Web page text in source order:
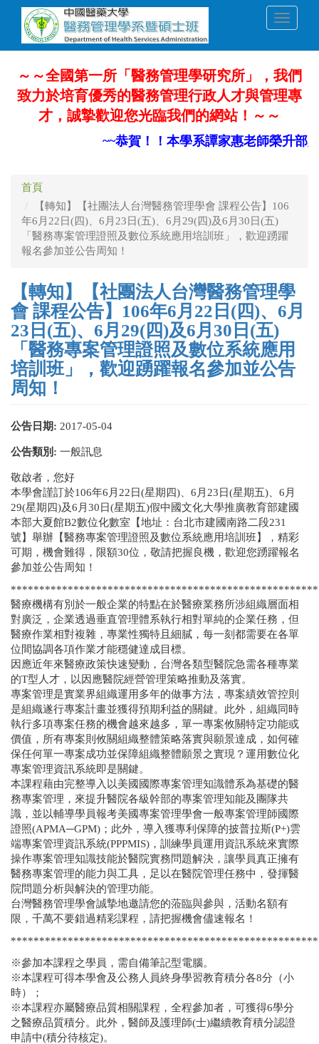
內
Toggle
～～全國第一所「醫務管理學研究所」，我們
致力於培育優秀的醫務管理行政人才與管理專
才，誠摯歡迎您光臨我們的網站！～～
~~恭賀！！本學系譚家惠老師榮升部定副
首頁
【轉知】【社團法人台灣醫務管理學會 課程公告】106
年6月22日(四)、6月23日(五)、6月29(四)及6月30日(五)
「醫務專案管理證照及數位系統應用培訓班」，歡迎踴躍
報名參加並公告周知！
【轉知】【社團法人台灣醫務管理學
會 課程公告】106年6月22日(四)、6月
23日(五)、6月29(四)及6月30日(五)
「醫務專案管理證照及數位系統應用
培訓班」，歡迎踴躍報名參加並公告
周知！
公告日期: 2017-05-04
公告類別: 一般訊息
敬啟者，您好
本學會謹訂於106年6月22日(星期四)、6月23日(星期五)、6月
29(星期四)及6月30日(星期五)假中國文化大學推廣教育部建國
本部大夏館B2數位化數室【地址：台北市建國南路二段231
號】舉辦【醫務專案管理證照及數位系統應用培訓班】，精彩
可期，機會難得，限額30位，敬請把握良機，歡迎您踴躍報名
參加並公告周知！
醫療機構有別於一般企業的特點在於醫療業務所涉組織層面相
對廣泛，企業透過垂直管理體系執行相對單純的企業任務，但
醫療作業相對複雜，專業性獨特且細膩，每一刻都需要在各單
位間協調各項作業才能穩健達成目標。
因應近年來醫療政策快速變動，台灣各類型醫院急需各種專業
的T型人才，以因應醫院經營管理策略推動及落實。
專案管理是實業界組織運用多年的做事方法，專案績效管控則
是組織遂行專案計畫並獲得預期利益的關鍵。此外，組織同時
執行多項專案任務的機會越來越多，單一專案攸關特定功能或
價值，所有專案則攸關組織整體策略落實與願景達成，如何確
保任何單一專案成功並保障組織整體願景之實現？運用數位化
專案管理資訊系統即是關鍵。
本課程藉由完整導入以美國國際專案管理知識體系為基礎的醫
務專案管理，來提升醫院各級幹部的專案管理知能及團隊共
識，並以輔導學員報考美國專案管理學會一般專案管理師國際
證照(APMA─GPM)；此外，導入獲專利保障的披普拉斯(P+)雲
端專案管理資訊系統(PPPMIS)，訓練學員運用資訊系統來實際
操作專案管理知識技能於醫院實務問題解決，讓學員真正擁有
醫務專案管理的能力與工具，足以在醫院管理任務中，發揮醫
院問題分析與解決的管理功能。
台灣醫務管理學會誠摯地邀請您的蒞臨與參與，活動名額有
限，千萬不要錯過精彩課程，請把握機會儘速報名！
※參加本課程之學員，需自備筆記型電腦。
※本課程可得本學會及公務人員終身學習教育積分各8分（小
時）；
※本課程亦屬醫療品質相關課程，全程參加者，可獲得6學分
之醫療品質積分。此外，醫師及護理師(士)繼續教育積分認證
申請中(積分待核定)。